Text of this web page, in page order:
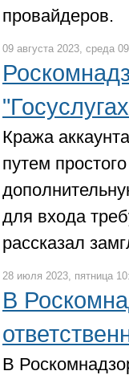
провайдеров.
09 августа 2023, среда
Кража
путем
для входа
рассказал
28 июля 2023, пятница
В
В